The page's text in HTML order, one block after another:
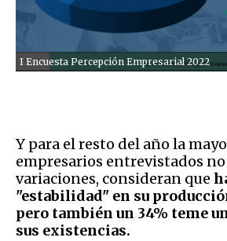
I Encuesta Percepción Empresarial 2022
Y para el resto del año la
empresarios entrevistados
variaciones, consideran que
"estabilidad" en su
pero también un 34% teme
sus existencias.